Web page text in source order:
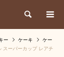
検索
ー ケーキ
ケー
スーパーカップ レアチ